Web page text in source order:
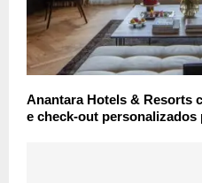
Anantara Hotels & Resorts
e check-out personalizados